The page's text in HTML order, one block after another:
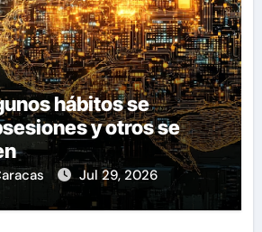
hábitos se
y otros se
Jul 29, 2026